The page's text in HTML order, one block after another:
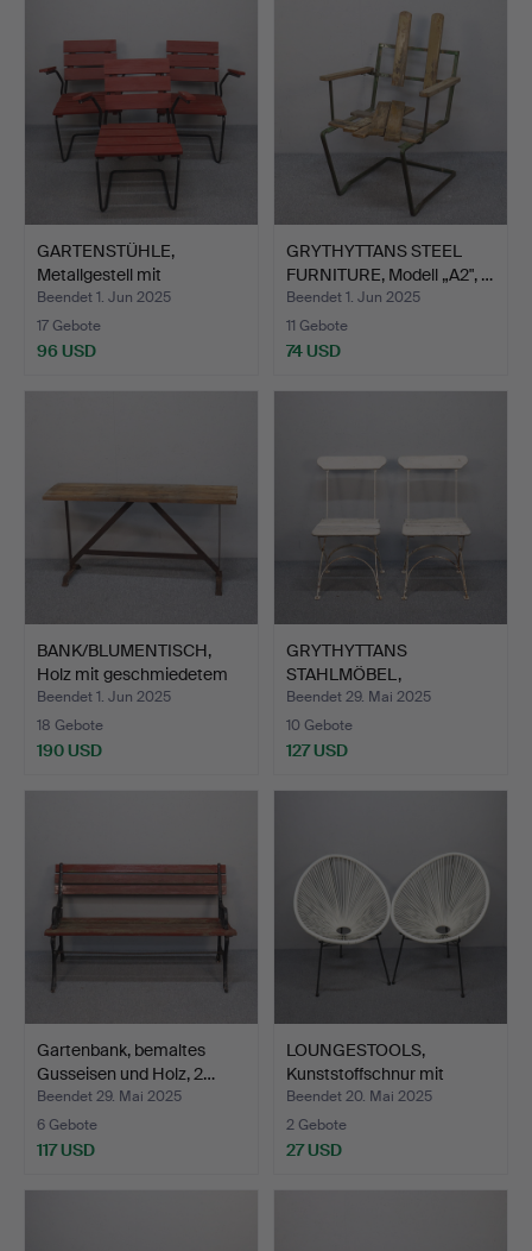
GARTENSTÜHLE,
Metallgestell mit
Holzlatten…
Beendet 1. Jun 2025
17 Gebote
96 USD
GRYTHYTTANS STEEL
FURNITURE, Modell „A2", …
Beendet 1. Jun 2025
11 Gebote
74 USD
BANK/BLUMENTISCH,
Holz mit geschmiedetem
F…
Beendet 1. Jun 2025
18 Gebote
190 USD
GRYTHYTTANS
STAHLMÖBEL,
Brauereistühle, 2 …
Beendet 29. Mai 2025
10 Gebote
127 USD
Gartenbank, bemaltes
Gusseisen und Holz, 2…
Beendet 29. Mai 2025
6 Gebote
117 USD
LOUNGESTOOLS,
Kunststoffschnur mit
Metallr…
Beendet 20. Mai 2025
2 Gebote
27 USD